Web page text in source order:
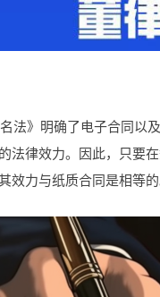
法》明确了电子合同以
法律效力。因此，只要
效力与纸质合同是相等的